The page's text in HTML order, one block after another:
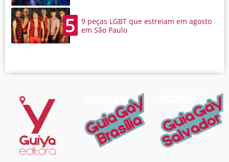
5
9 peças LGBT que estreiam em agosto
em São Paulo